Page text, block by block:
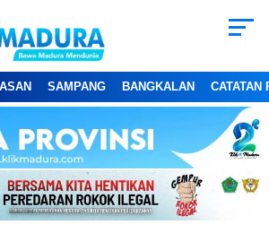
SAMPANG BANGKALAN CATATAN